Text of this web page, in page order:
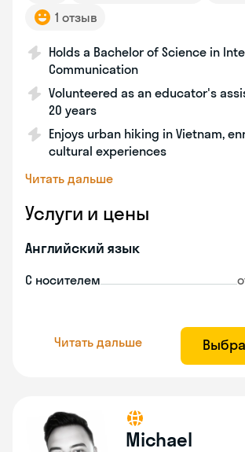
1 отзыв
Holds a Bachelor of Science in
Communication
Volunteered as an educator's
20 years
Enjoys urban hiking in Vietnam,
cultural experiences
Читать дальше
Услуги и цены
Английский язык
С носителем
Читать дальше
Michael